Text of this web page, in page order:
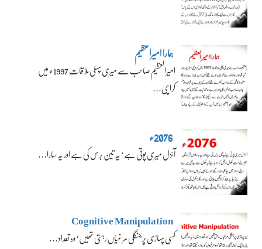
ہمارا امیرالعظیم
امیرالعظیم صاحب سے میری پہلی ملاقات 1997ء میں
کراچی…
2076ء
آئزل میری پوتی ہے‘ یہ تین برس کی ہے اور یہ سارا…
Cognitive Manipulation
کسی پہاڑی پر جنگلی مرغیاں رہتی تھیں‘ وہ تعداد…